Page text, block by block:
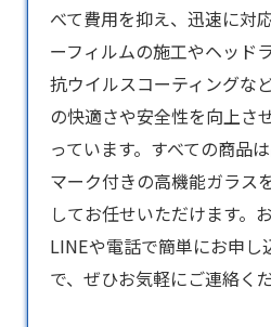
べて費用を抑え、迅速に対
ーフィルムの施工やヘッド
抗ウイルスコーティングな
の快適さや安全性を向上さ
っています。すべての商品
マーク付きの高機能ガラス
してお任せいただけます。
LINEや電話で簡単にお申し
で、ぜひお気軽にご連絡く